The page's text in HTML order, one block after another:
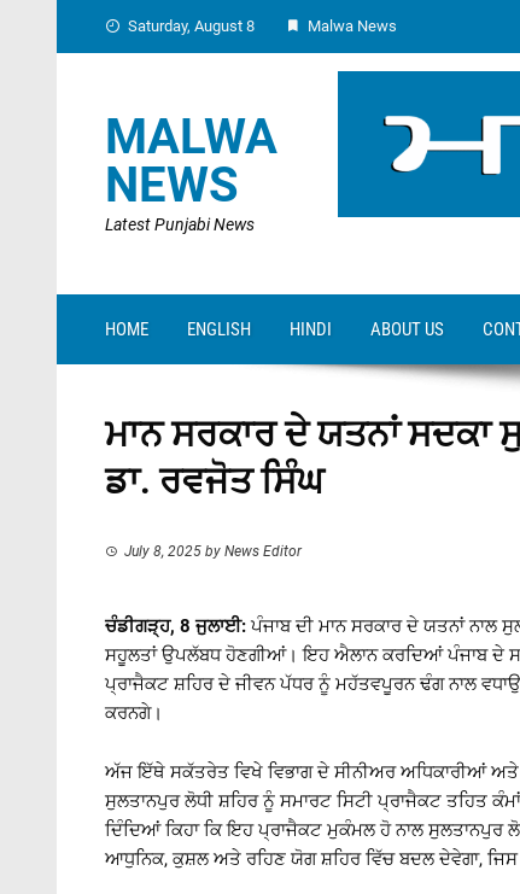
Saturday, August 8 Malwa News
MALWA
NEWS
Latest Punjabi News
HOME ENGLISH HINDI ABOUT US
ਮਾਨ ਸਰਕਾਰ ਦੇ ਯਤਨਾਂ ਸਦਕਾ
ਡਾ. ਰਵਜੋਤ ਸਿੰਘ
July 8, 2025 by News Editor
ਚੰਡੀਗੜ੍ਹ, 8 ਜੁਲਾਈ: ਪੰਜਾਬ ਦੀ ਮਾਨ ਸਰਕਾਰ ਦੇ ਯਤਨਾਂ ਨਾਲ
ਸਹੂਲਤਾਂ ਉਪਲੱਬਧ ਹੋਣਗੀਆਂ। ਇਹ ਐਲਾਨ ਕਰਦਿਆਂ ਪੰਜਾਬ ਦੇ
ਪ੍ਰਾਜੈਕਟ ਸ਼ਹਿਰ ਦੇ ਜੀਵਨ ਪੱਧਰ ਨੂੰ ਮਹੱਤਵਪੂਰਨ ਢੰਗ ਨਾਲ
ਕਰਨਗੇ।
ਅੱਜ ਇੱਥੇ ਸਕੱਤਰੇਤ ਵਿਖੇ ਵਿਭਾਗ ਦੇ ਸੀਨੀਅਰ ਅਧਿਕਾਰੀਆਂ ਅਤੇ
ਸੁਲਤਾਨਪੁਰ ਲੋਧੀ ਸ਼ਹਿਰ ਨੂੰ ਸਮਾਰਟ ਸਿਟੀ ਪ੍ਰਾਜੈਕਟ ਤਹਿਤ
ਦਿੰਦਿਆਂ ਕਿਹਾ ਕਿ ਇਹ ਪ੍ਰਾਜੈਕਟ ਮੁਕੰਮਲ ਹੋ ਨਾਲ ਸੁਲਤਾਨਪੁਰ
ਆਧੁਨਿਕ, ਕੁਸ਼ਲ ਅਤੇ ਰਹਿਣ ਯੋਗ ਸ਼ਹਿਰ ਵਿੱਚ ਬਦਲ ਦੇਵੇਗਾ, ਜਿਸ